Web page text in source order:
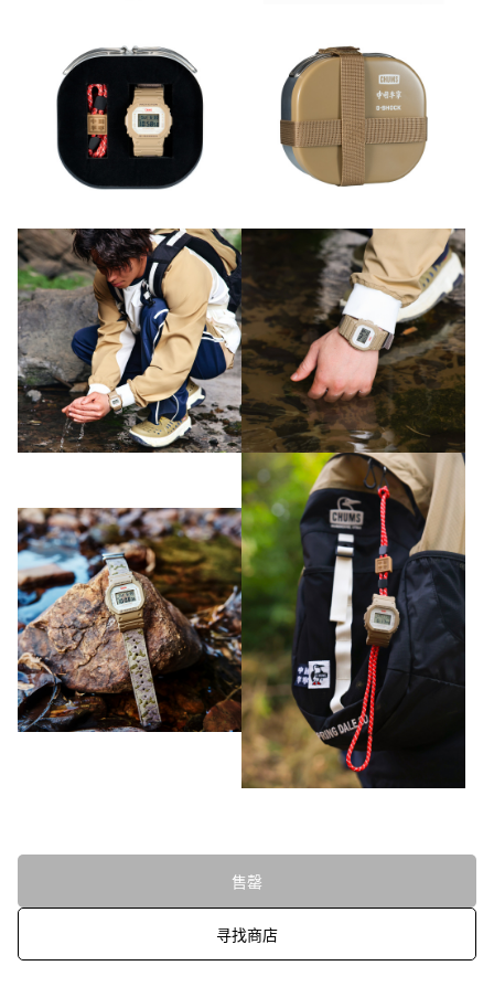
色用作便当盒的主体色，整套产品通过独特的设计元素和理念，旨
在为消费者带来充满活力和创新的产品体验，激励大家勇敢探索未
知，迎接更加精彩的未来。
售罄
寻找商店